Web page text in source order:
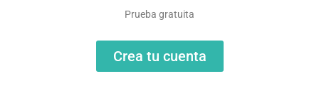
Prueba gratuita
Crea tu cuenta